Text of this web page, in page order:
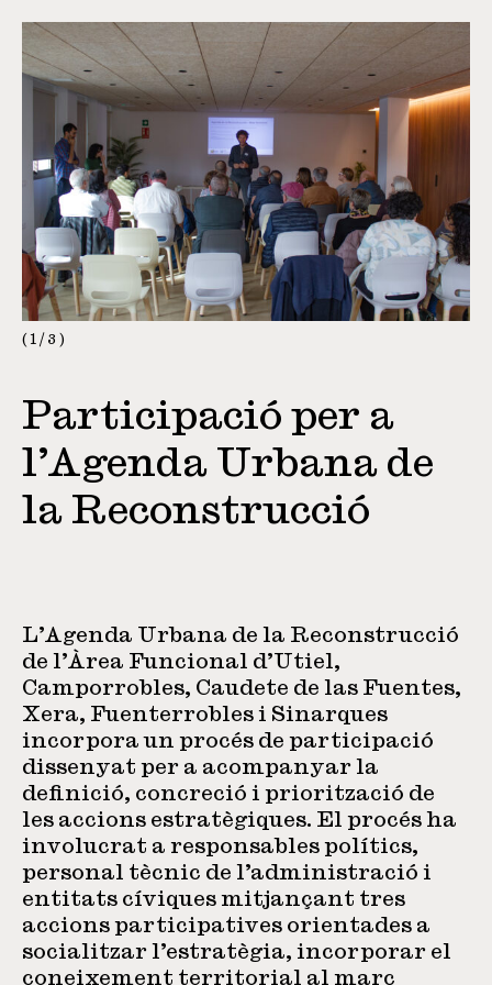
1 / 3
Participació per a
l’Agenda Urbana de
la Reconstrucció
L’Agenda Urbana de la Reconstrucció
de l’Àrea Funcional d’Utiel,
Camporrobles, Caudete de las Fuentes,
Xera, Fuenterrobles i Sinarques
incorpora un procés de participació
dissenyat per a acompanyar la
definició, concreció i priorització de
les accions estratègiques. El procés ha
involucrat a responsables polítics,
personal tècnic de l’administració i
entitats cíviques mitjançant tres
accions participatives orientades a
socialitzar l’estratègia, incorporar el
coneixement territorial al marc